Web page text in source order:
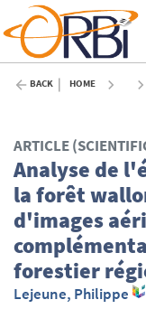
BACK HOME
ARTICLE
Analyse de
la forêt
d'images
forestier
Lejeune, Philippe